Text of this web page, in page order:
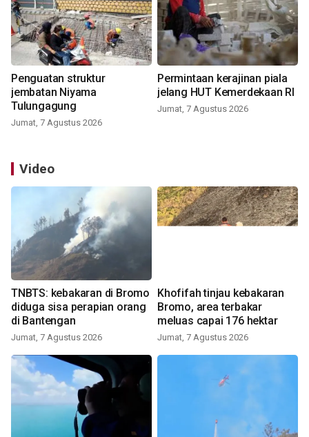
Penguatan struktur
jembatan Niyama
Tulungagung
Jumat, 7 Agustus 2026
Permintaan kerajinan piala
jelang HUT Kemerdekaan RI
Jumat, 7 Agustus 2026
Video
TNBTS: kebakaran di Bromo
diduga sisa perapian orang
di Bantengan
Jumat, 7 Agustus 2026
Khofifah tinjau kebakaran
Bromo, area terbakar
meluas capai 176 hektar
Jumat, 7 Agustus 2026